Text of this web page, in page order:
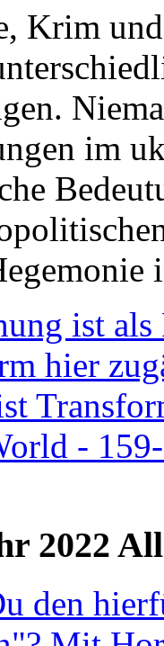
Krim
im
ist
hier
-
2022
den